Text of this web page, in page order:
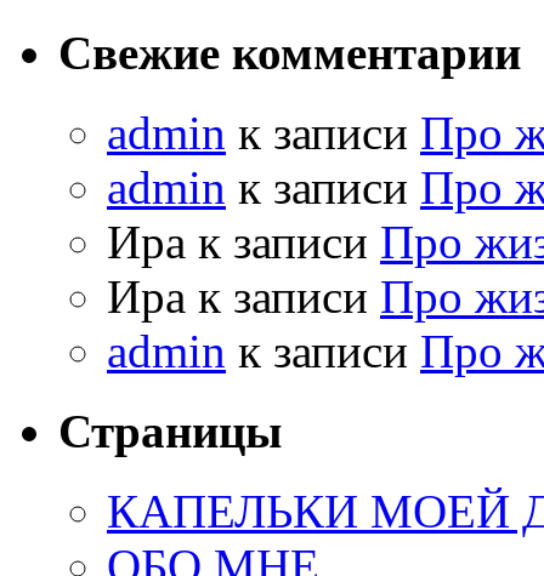
Свежие комментарии
admin к записи Про
admin к записи Про
Ира к записи Про
Ира к записи Про
admin к записи Про
Страницы
КАПЕЛЬКИ МОЕЙ